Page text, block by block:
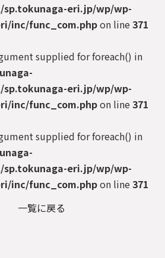
eri.jp/wp/wp-
inc/func_com.phpon line371
supplied for foreach() in
eri.jp/wp/wp-
inc/func_com.phpon line371
supplied for foreach() in
eri.jp/wp/wp-
inc/func_com.phpon line371
一覧に戻る